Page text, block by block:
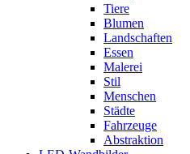
Tiere
Blumen
Landschaften
Essen
Malerei
Stil
Menschen
Städte
Fahrzeuge
Abstraktion